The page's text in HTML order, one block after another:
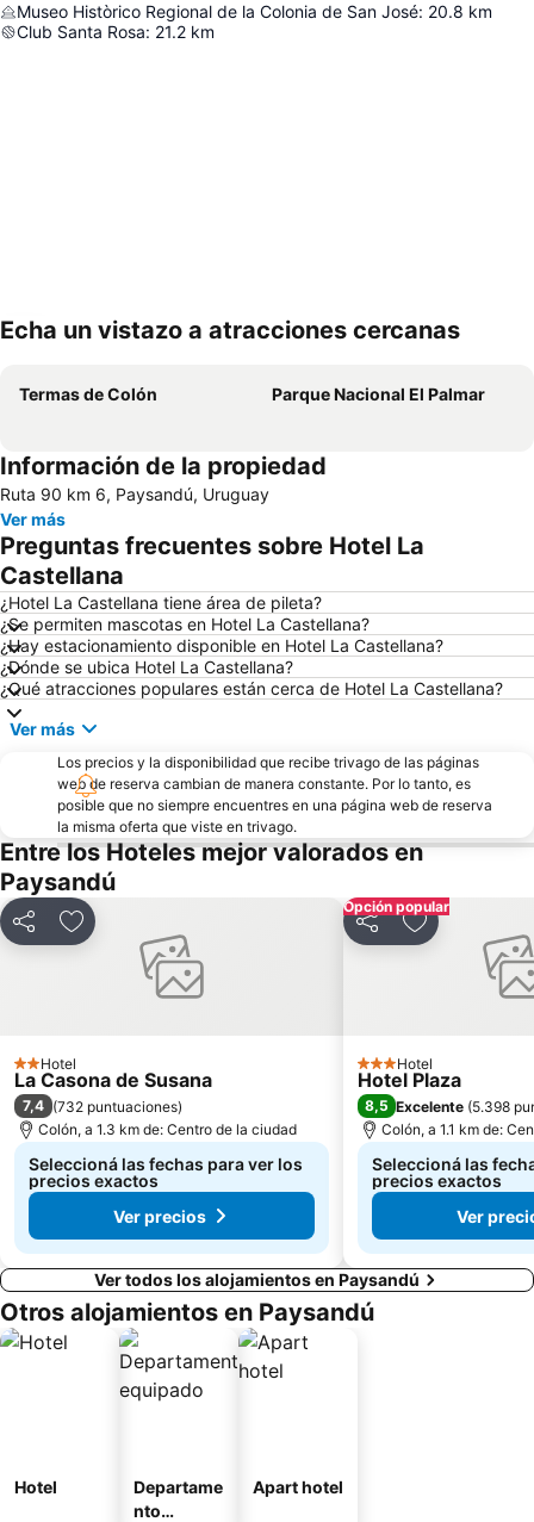
Museo Històrico Regional de la Colonia de San José: 20.8 km
Club Santa Rosa: 21.2 km
Echa un vistazo a atracciones cercanas
Termas de Colón Parque Nacional El Palmar
Información de la propiedad
Ruta 90 km 6, Paysandú, Uruguay
Ver más
Preguntas frecuentes sobre Hotel La
Castellana
¿Hotel La Castellana tiene área de pileta?
¿Se permiten mascotas en Hotel La Castellana?
¿Hay estacionamiento disponible en Hotel La Castellana?
¿Dónde se ubica Hotel La Castellana?
¿Qué atracciones populares están cerca de Hotel La Castellana?
Ver más
Los precios y la disponibilidad que recibe trivago de las páginas
web de reserva cambian de manera constante. Por lo tanto, es
posible que no siempre encuentres en una página web de reserva
la misma oferta que viste en trivago.
Entre los Hoteles mejor valorados en
Paysandú
CompartirAñadir a favoritos
2 Estrellas
Hotel
La Casona de Susana
7,4 (732 puntuaciones)
Colón, a 1.3 km de: Centro de la ciudad
Seleccioná las fechas para ver los
precios exactos
Ver precios
Opción popular
CompartirAñadir a
3 Estrellas
Hotel
Hotel Plaza
8,5 Excelente (5.398
Colón, a 1.1 km de:
Seleccioná las
precios exactos
Ver
Ver todos los alojamientos en Paysandú
Otros alojamientos en Paysandú
Hotel
Departame
nto
Apart hotel